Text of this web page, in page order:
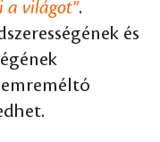
a világot”.
és